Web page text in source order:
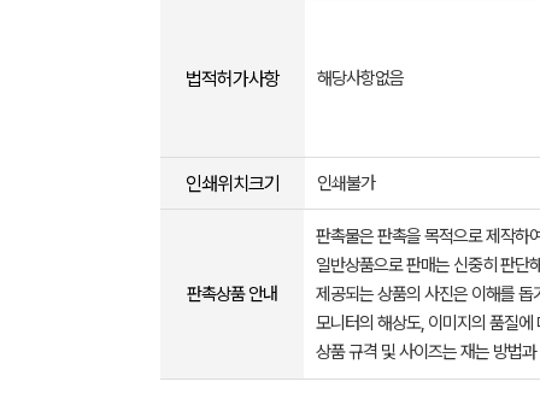
법적허가사항 해당사항없음
인쇄위치크기 인쇄불가
판촉상품 안내
판촉물은 판촉을 목적으로 제작하
일반상품으로 판매는 신중히 판단
제공되는 상품의 사진은 이해를
모니터의 해상도, 이미지의 품질
상품 규격 및 사이즈는 재는 방법